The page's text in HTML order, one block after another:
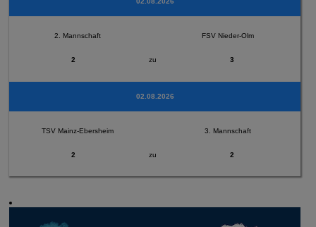
2. Mannschaft FSV Nieder-Olm
2 zu 3
02.08.2026
TSV Mainz-Ebersheim 3. Mannschaft
2 zu 2